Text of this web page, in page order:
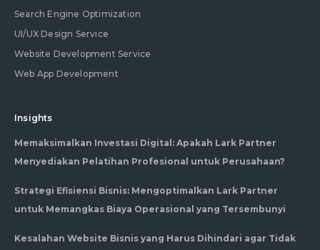
Search Engine Optimization
UI/UX Design Service
Website Development Service
Web App Development
Insights
Memaksimalkan Investasi Digital: Apakah Lark Partner
Menyediakan Pelatihan Profesional untuk Perusahaan?
Strategi Efisiensi Bisnis: Mengoptimalkan Lark Partner
untuk Memangkas Biaya Operasional yang Tersembunyi
Kesalahan Website Bisnis yang Harus Dihindari agar Tidak